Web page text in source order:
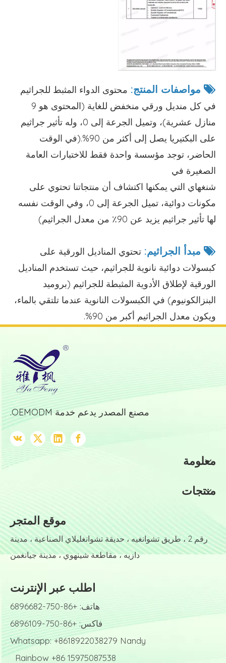
 مواصفات المنتج:
محتوى الدواء المثبط للجراثيم
في كل منديل ورقي منخفض للغاية (المحتوى هو 9
منازل عشرية)، وتميل الجرعة إلى 0، وله تأثير جراثيم
على البكتيريا يصل إلى أكثر من 90%.(في الوقت
الحاضر، توجد مؤسسة واحدة فقط للاختبارات العامة
الصغيرة في
شنغهاي التي يمكنها اكتشاف أن منتجاتنا تحتوي على
مكونات دوائية، تميل الجرعة إلى 0، وفي الوقت نفسه
لها تأثير جراثيم يزيد عن 90٪ من معدل الجراثيم)
 مبدأ الجراثيم:
تحتوي المناديل الورقية على
كبسولات دوائية نانوية للجراثيم، حيث تستخدم المناديل
الورقية لإطلاق الأدوية المثبطة للجراثيم (بروميد
البنزالكونيوم) في الكبسولات النانوية عندما تلتقي بالماء،
ويكون معدل الجراثيم أكبر من 90%.
مصنع المصدر يدعم خدمة OEMODM.
معلومة
منتجات
موقع المتجر
رقم 2 ، طريق تشوانغيه ، حديقة تشوانغليلاي الصناعية ، مدينة
دازيه ، مقاطعة شينهوي ، مدينة جيانغمن
اطلب عبر الإنترنت
هاتف: +86-750-6896682
فاكس: +86-750-6896109
Whatsapp: +8618922038279 Nandy
Rainbow +86 15975087538